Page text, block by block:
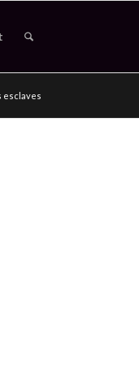
esclaves